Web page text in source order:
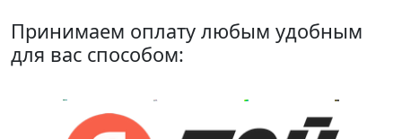
Принимаем оплату любым удобным
для вас способом: